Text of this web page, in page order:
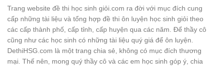
Trang website đề thi học sinh giỏi.com ra đời với mục đích cung
cấp những tài liệu và tổng hợp đề thi ôn luyện học sinh giỏi theo
các cấp thành phố, cấp tỉnh, cấp huyện qua các năm. Để thầy cô
cũng như các học sinh có những tài liệu quý giá để ôn luyện.
DethiHSG.com là một trang chia sẻ, không có mục đích thương
mại. Thế nên, mong quý thầy cô và các em học sinh góp ý, chia